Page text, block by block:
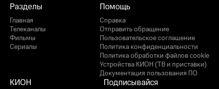
Разделы
Главная
Телеканалы
Фильмы
Сериалы
Помощь
Справка
Отправить обращение
Пользовательское соглашение
Политика конфиденциальности
Политика обработки файлов cookie
Устройства КИОН (ТВ и приставки)
Документация пользования ПО
КИОН Подписывайся